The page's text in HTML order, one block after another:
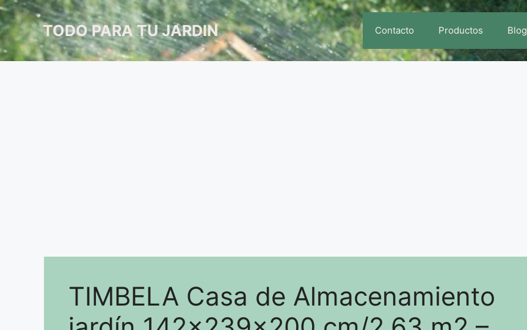
Saltar
al
contenidoTODO PARA TU JARDIN Contacto Productos Blog
TIMBELA Casa de Almacenamiento